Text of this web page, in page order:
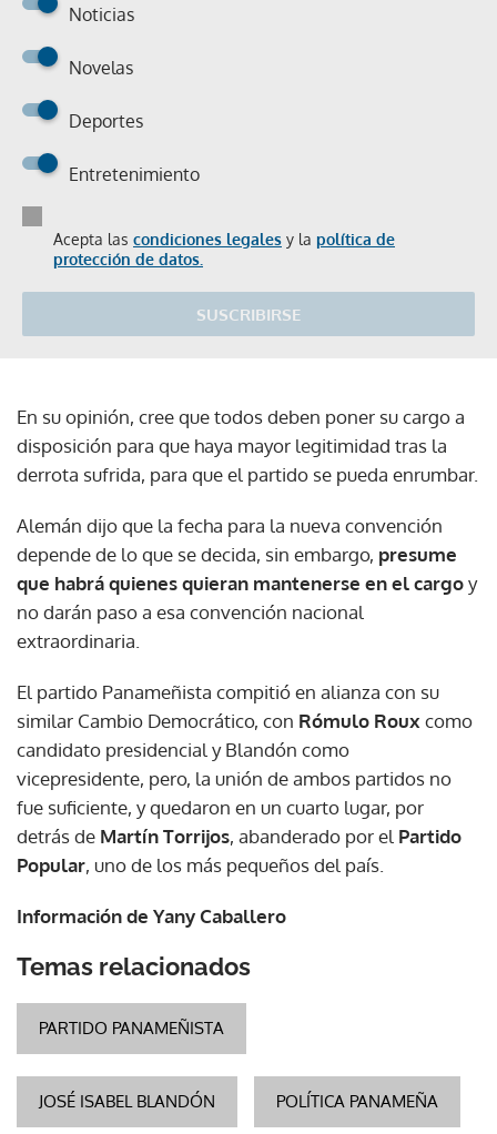
Noticias
Novelas
Deportes
Entretenimiento
Acepta las condiciones legales y la política de
protección de datos.
SUSCRIBIRSE
En su opinión, cree que todos deben poner su cargo a
disposición para que haya mayor legitimidad tras la
derrota sufrida, para que el partido se pueda enrumbar.
Alemán dijo que la fecha para la nueva convención
depende de lo que se decida, sin embargo, presume
que habrá quienes quieran mantenerse en el cargoy
no darán paso a esa convención nacional
extraordinaria.
El partido Panameñista compitió en alianza con su
similar Cambio Democrático, con Rómulo Roux como
candidato presidencial y Blandón como
vicepresidente, pero, la unión de ambos partidos no
fue suficiente, y quedaron en un cuarto lugar, por
detrás de Martín Torrijos, abanderado por el Partido
Popular, uno de los más pequeños del país.
Información de Yany Caballero
Temas relacionados
PARTIDO PANAMEÑISTA
JOSÉ ISABEL BLANDÓN POLÍTICA PANAMEÑA